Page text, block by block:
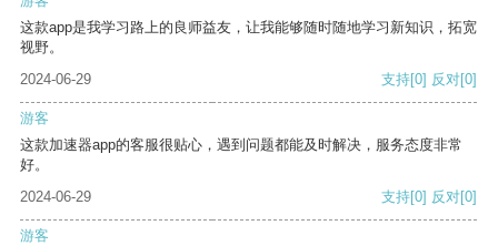
这款app是我学习路上的良师益友，让我能够随时随地学习新知识，拓宽
视野。
2024-06-29
支持[0] 反对[0]
游客
这款加速器app的客服很贴心，遇到问题都能及时解决，服务态度非常
好。
2024-06-29
支持[0] 反对[0]
游客